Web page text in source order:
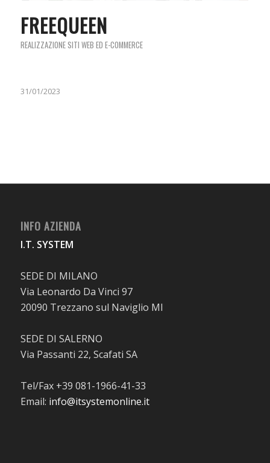
FREEQUEEN
REALIZZAZIONE SITI WEB ED E-COMMERCE
31/01/2023
INFO AZIENDA
I.T. SYSTEM
SEDE DI MILANO
Via Leonardo Da Vinci 97
20090 Trezzano sul Naviglio MI
SEDE DI SALERNO
Via Passanti 22, Scafati SA
Tel/Fax +39 081-1966-41-33
Email: info@itsystemonline.it